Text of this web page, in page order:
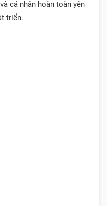
cá nhân hoàn toàn yên
triển.